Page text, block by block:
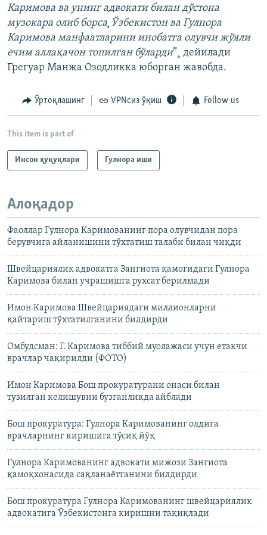
Каримова ва унинг адвокати билан дўстона
музокара олиб борса¸Ўзбекистон ва Гулнора
Каримова манфаатларини инобатга олувчи жўяли
ечим аллақачон топилган бўларди”¸ дейилади
Грегуар Манжа Озодликка юборган жавобда.
Ўртоқлашинг VPNсиз ўқиш Follow us
This item is part of
Инсон ҳуқуқлари Гулнора иши
Алоқадор
Фаоллар Гулнора Каримованинг пора олувчидан пора
берувчига айланишини тўхтатиш талаби билан чиқди
Швейцариялик адвокатга Зангиота қамоғидаги Гулнора
Каримова билан учрашишга рухсат берилмади
Имон Каримова Швейцариядаги миллионларни
қайтариш тўхтатилганини билдирди
Омбудсман: Г. Каримова тиббий муолажаси учун етакчи
врачлар чақирилди (ФОТО)
Имон Каримова Бош прокуратурани онаси билан
тузилган келишувни бузганликда айблади
Бош прокуратура: Гулнора Каримованинг олдига
врачларнинг киришига тўсиқ йўқ
Гулнора Каримованинг адвокати мижози Зангиота
қамоқхонасида сақланаётганини билдирди
Бош прокуратура Гулнора Каримованинг швейцариялик
адвокатига Ўзбекистонга киришни тақиқлади